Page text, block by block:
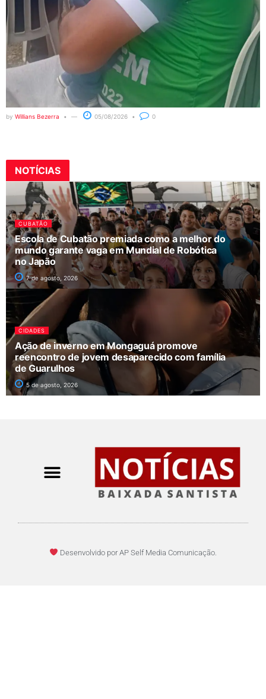
by Willians Bezerra 05/08/2026 0
NOTÍCIAS
CUBATÃO
Escola de Cubatão premiada como a melhor do
mundo garante vaga em Mundial de Robótica
no Japão
7 de agosto, 2026
CIDADES
Ação de inverno em Mongaguá promove
reencontro de jovem desaparecido com família
de Guarulhos
5 de agosto, 2026
Desenvolvido por AP Self Media Comunicação.